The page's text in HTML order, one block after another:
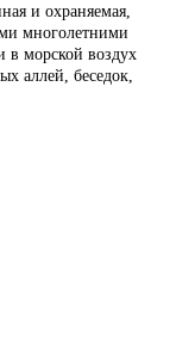
и охраняемая,
многолетними
в морской воздух
аллей, беседок,